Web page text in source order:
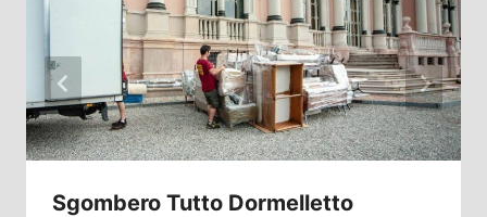
Sgombero Tutto Dormelletto